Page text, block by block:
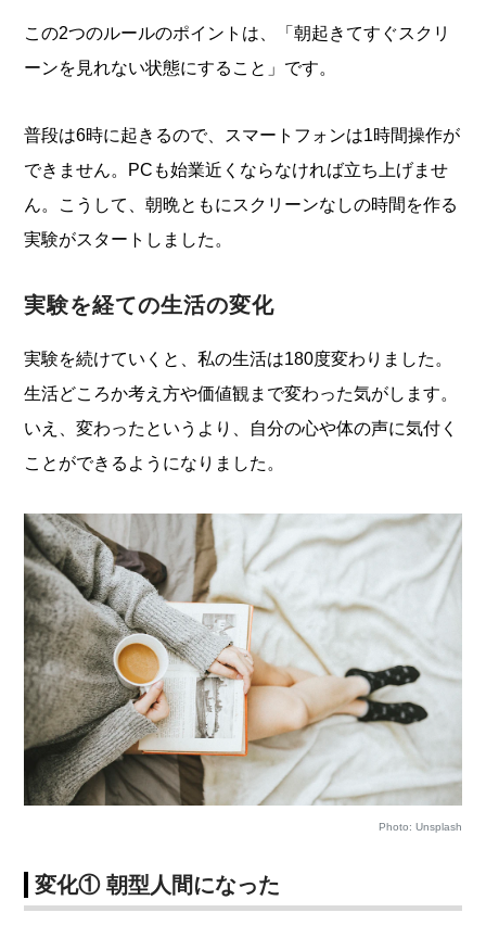
この2つのルールのポイントは、「朝起きてすぐスクリ
ーンを見れない状態にすること」です。
普段は6時に起きるので、スマートフォンは1時間操作が
できません。PCも始業近くならなければ立ち上げませ
ん。こうして、朝晩ともにスクリーンなしの時間を作る
実験がスタートしました。
実験を経ての生活の変化
実験を続けていくと、私の生活は180度変わりました。
生活どころか考え方や価値観まで変わった気がします。
いえ、変わったというより、自分の心や体の声に気付く
ことができるようになりました。
Photo: Unsplash
変化① 朝型人間になった